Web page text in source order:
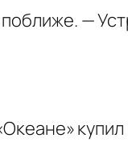
—